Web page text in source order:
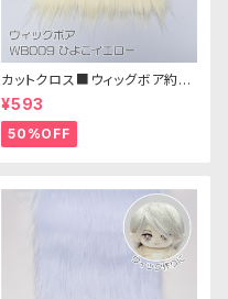
カットクロス■ウィッグボア約8c
m(ひよこイエロー)WB009ボア
生地 25cm × 45cm
¥593
50%OFF